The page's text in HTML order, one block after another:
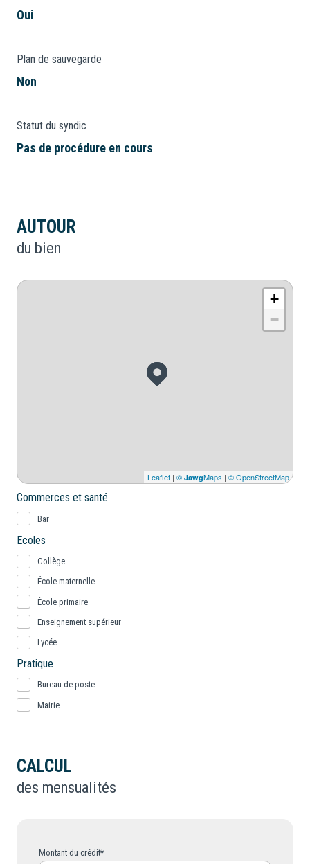
Oui
Plan de sauvegarde
Non
Statut du syndic
Pas de procédure en cours
AUTOUR
du bien
+
−
Leaflet | © JawgMaps | © OpenStreetMap
Commerces et santé
Bar
Ecoles
Collège
École maternelle
École primaire
Enseignement supérieur
Lycée
Pratique
Bureau de poste
Mairie
CALCUL
des mensualités
Montant du crédit*